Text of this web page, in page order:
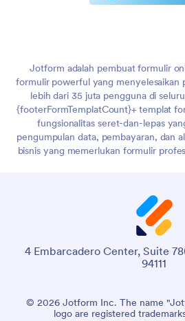
Jotform adalah pembuat formulir
formulir powerful yang menyelesaikan
lebih dari 35 juta pengguna di
{footerFormTemplatCount}+ templat
fungsionalitas seret-dan-lepas
pengumpulan data, pembayaran, dan
bisnis yang memerlukan formulir
4 Embarcadero Center, Suite
94111
© 2026 Jotform Inc. The name
logo are registered